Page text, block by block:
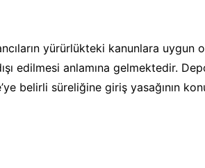
yürürlükteki kanunlara uygun
edilmesi anlamına gelmektedir.
belirli süreliğine giriş yasağının